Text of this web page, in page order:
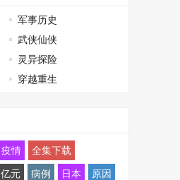
军事历史
武侠仙侠
灵异探险
穿越重生
疫情 全集下载
亿元 病例 日本 原因